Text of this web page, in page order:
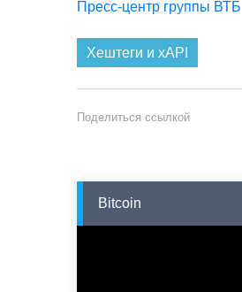
Пресс-центр группы ВТБ
Хештеги и xAPI
Поделиться ссылкой
Bitcoin